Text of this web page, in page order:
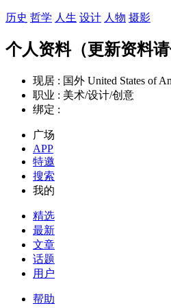
历史 哲学 人生 设计 人物 摄影
个人资料（更新资料请
现居 : 国外 United States of
职业 : 美术/设计/创意
绑定 :
广场
APP
特邀
搜索
我的
精选
最新
文章
话题
用户
帮助